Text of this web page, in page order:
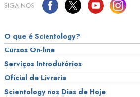
SIGA‑NOS
O que é Scientology?
Cursos On‑line
Serviços Introdutórios
Oficial de Livraria
Scientology nos Dias de Hoje